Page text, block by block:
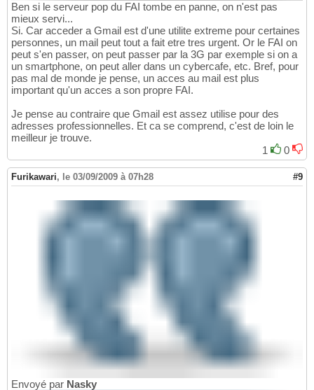
Ben si le serveur pop du FAI tombe en panne, on n'est pas
mieux servi...
Si. Car acceder a Gmail est d'une utilite extreme pour certaines
personnes, un mail peut tout a fait etre tres urgent. Or le FAI on
peut s'en passer, on peut passer par la 3G par exemple si on a
un smartphone, on peut aller dans un cybercafe, etc. Bref, pour
pas mal de monde je pense, un acces au mail est plus
important qu'un acces a son propre FAI.
Je pense au contraire que Gmail est assez utilise pour des
adresses professionnelles. Et ca se comprend, c'est de loin le
meilleur je trouve.
1
0
Furikawari, le 03/09/2009 à 07h28 #9
Envoyé par Nasky